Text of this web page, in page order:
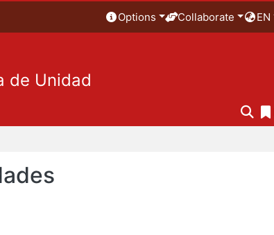
Options Collaborate EN
de Unidad